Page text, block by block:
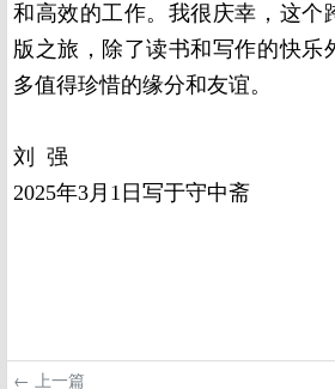
和高效的工作。我很庆幸，这个
版之旅，除了读书和写作的快乐
多值得珍惜的缘分和友谊。
刘 强
2025年3月1日写于守中斋
← 上一篇